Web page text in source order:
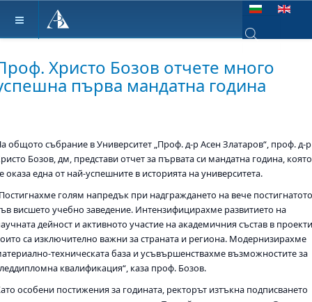
Изберете език
Христо Бозов отчете много
първа мандатна година
общото събрание в Университет „Проф. д-р Асен Златаров“, проф. д-р
Бозов, дм, представи отчет за първата си мандатна година, която
оказа една от най-успешните в историята на университета.
голям напредък при надграждането на вече
висшето учебно заведение. Интензифицирахме развитието на
дейност и активното участие на академичния състав в
са изключително важни за страната и региона. Модернизирахме
техническата база и усъвършенствахме възможностите за
квалификация“, каза проф. Бозов.
особени постижения за годината, ректорът изтъкна подписването